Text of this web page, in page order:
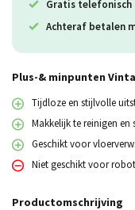
Gratis telefonisch
Achteraf betalen
Plus-& minpunten
Tijdloze en stijlvolle
Makkelijk te reinigen
Geschikt voor
Niet geschikt voor
Productomschrijving